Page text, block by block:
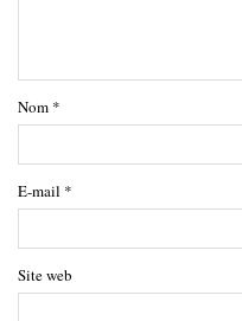
Nom *
E-mail *
Site web